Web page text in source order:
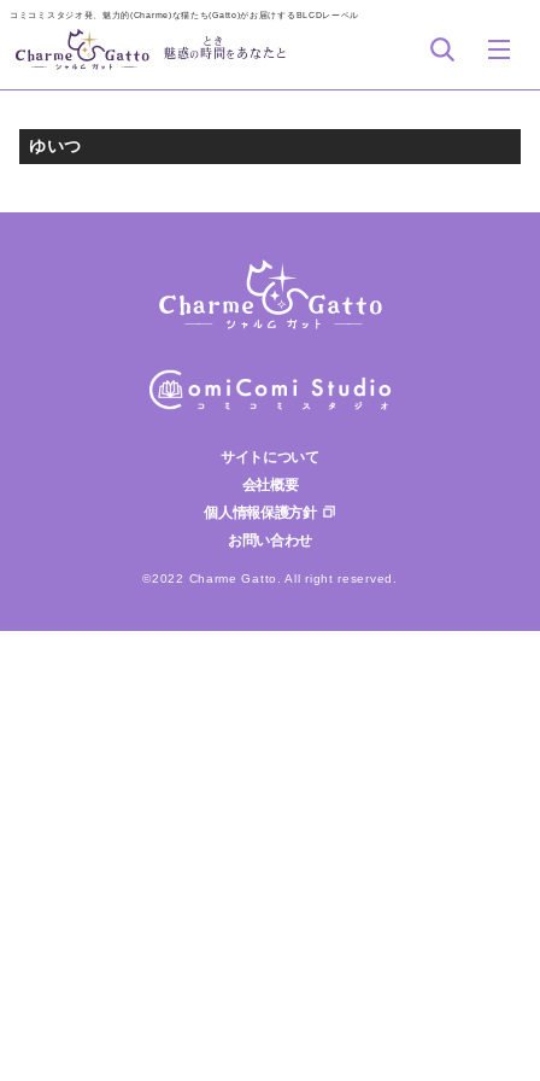
コミコミスタジオ発、魅力的(Charme)な猫たち(Gatto)がお届けするBLCDレーベル
魅惑の 時間
とき
を あなたと
ゆいつ
サイトについて
会社概要
個人情報保護方針
お問い合わせ
©2022 Charme Gatto. All right reserved.